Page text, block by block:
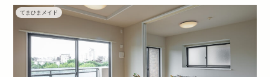
てまひまメイド